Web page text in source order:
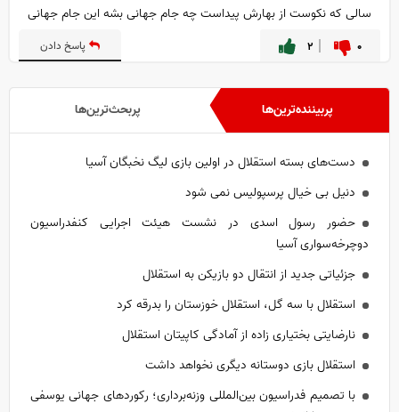
سالی که نکوست از بهارش پیداست چه جام جهانی بشه این جام جهانی
۰ ۲ پاسخ دادن
پربیننده‌ترین‌ها پربحث‌ترین‌ها
دست‌های بسته استقلال در اولین بازی لیگ نخبگان آسیا
دنیل بی خیال پرسپولیس نمی شود
حضور رسول اسدی در نشست هیئت اجرایی کنفدراسیون
دوچرخه‌سواری آسیا
جزئیاتی جدید از انتقال دو بازیکن به استقلال
استقلال با سه گل، استقلال خوزستان را بدرقه کرد
نارضایتی بختیاری زاده از آمادگی کاپیتان استقلال
استقلال بازی دوستانه دیگری نخواهد داشت
با تصمیم فدراسیون بین‌المللی وزنه‌برداری؛ رکورد‌های جهانی یوسفی